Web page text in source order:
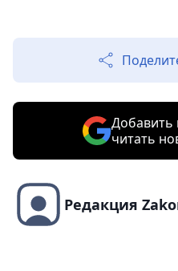
Добавить
читать
Редакция